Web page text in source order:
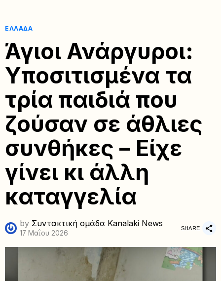
ΕΛΛΆΔΑ
Άγιοι Ανάργυροι:
Υποσιτισμένα τα
τρία παιδιά που
ζούσαν σε άθλιες
συνθήκες – Είχε
γίνει κι άλλη
καταγγελία
by Συντακτική ομάδα Kanalaki News
17 Μαΐου 2026
SHARE